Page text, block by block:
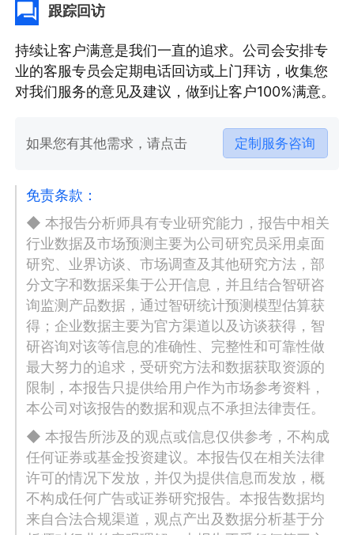
跟踪回访
持续让客户满意是我们一直的追求。公司会安排专
业的客服专员会定期电话回访或上门拜访，收集您
对我们服务的意见及建议，做到让客户100%满意。
如果您有其他需求，请点击 定制服务咨询
免责条款：
◆ 本报告分析师具有专业研究能力，报告中相关
行业数据及市场预测主要为公司研究员采用桌面
研究、业界访谈、市场调查及其他研究方法，部
分文字和数据采集于公开信息，并且结合智研咨
询监测产品数据，通过智研统计预测模型估算获
得；企业数据主要为官方渠道以及访谈获得，智
研咨询对该等信息的准确性、完整性和可靠性做
最大努力的追求，受研究方法和数据获取资源的
限制，本报告只提供给用户作为市场参考资料，
本公司对该报告的数据和观点不承担法律责任。
◆ 本报告所涉及的观点或信息仅供参考，不构成
任何证券或基金投资建议。本报告仅在相关法律
许可的情况下发放，并仅为提供信息而发放，概
不构成任何广告或证券研究报告。本报告数据均
来自合法合规渠道，观点产出及数据分析基于分